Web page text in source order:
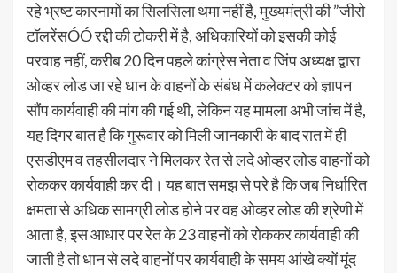
रहे भ्रष्ट कारनामों का सिलसिला थमा नहीं है, मुख्यमंत्री की ”जीरो
टॉलरेंसÓÓ रद्दी की टोकरी में है, अधिकारियों को इसकी कोई
परवाह नहीं, करीब 20 दिन पहले कांग्रेस नेता व जिंप अध्यक्ष द्वारा
ओव्हर लोड जा रहे धान के वाहनों के संबंध में कलेक्टर को ज्ञापन
सौंप कार्यवाही की मांग की गई थी, लेकिन यह मामला अभी जांच में है,
यह दिगर बात है कि गुरूवार को मिली जानकारी के बाद रात में ही
एसडीएम व तहसीलदार ने मिलकर रेत से लदे ओव्हर लोड वाहनों को
रोककर कार्यवाही कर दी। यह बात समझ से परे है कि जब निर्धारित
क्षमता से अधिक सामग्री लोड होने पर वह ओव्हर लोड की श्रेणी में
आता है, इस आधार पर रेत के 23 वाहनों को रोककर कार्यवाही की
जाती है तो धान से लदे वाहनों पर कार्यवाही के समय आंखे क्यों मूंद